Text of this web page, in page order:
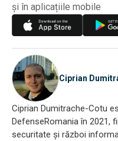
și în aplicațiile mobile
Ciprian
Ciprian Dumitrache-Cotu
DefenseRomania în 2021,
securitate și război